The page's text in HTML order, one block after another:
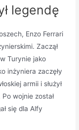
legendę
Enzo Ferrari
Zaczął
Turynie jako
inżyniera zaczęły
armii i służył
wojnie został
się dla Alfy